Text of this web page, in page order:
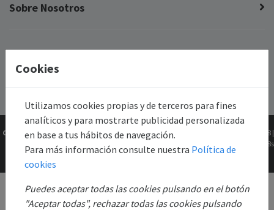
Sobre Nosotros
Copyright © 2026Gk2Web
Todos los derechos
reservados.
2.81.5+1b46211f68 |
0.0668s
Cookies
Utilizamos cookies propias y de terceros para fines
analíticos y para mostrarte publicidad personalizada
en base a tus hábitos de navegación.
Para más información consulte nuestra Política de
cookies
Puedes aceptar todas las cookies pulsando en el botón
"Aceptar todas", rechazar todas las cookies pulsando